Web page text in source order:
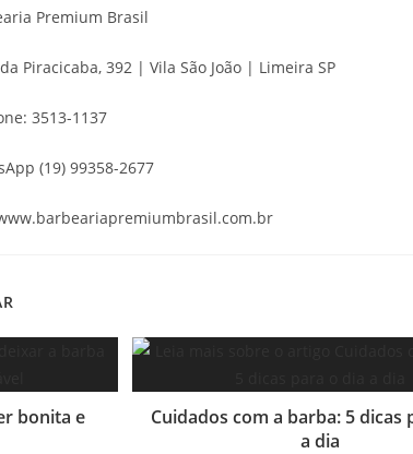
Premium Brasil
Piracicaba, 392 | Vila São João | Limeira SP
3513-1137
(19) 99358-2677
bonita e
Cuidados com a barba: 5 dicas
a dia